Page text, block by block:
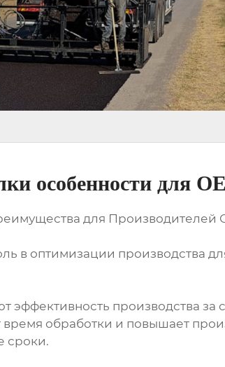
особенности для
для Производителей
в оптимизации производства
производства за
обработки и повышает
сроки.